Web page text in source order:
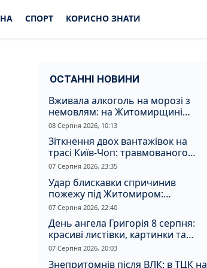
СПОРТ КОРИСНО ЗНАТИ
ОСТАННІ НОВИНИ
Вживала алкоголь на морозі з
немовлям: на Житомирщині
засудили матір, через яку дитина
отримала обмороження
08 Серпня 2026, 10:13
Зіткнення двох вантажівок на
трасі Київ-Чоп: травмованого
водія забрали до лікарні
07 Серпня 2026, 23:35
Удар блискавки спричинив
пожежу під Житомиром:
рятувальники витягли з вогню
кота
07 Серпня 2026, 22:40
День ангела Григорія 8 серпня:
красиві листівки, картинки та
душевні привітання
07 Серпня 2026, 20:03
Знепритомнів після ВЛК: в ТЦК на